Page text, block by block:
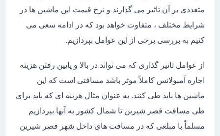
متعددی بر آن تاثیر می گذارند و نرخ قیمت این ماشین ها در
شرایط مختلف ، متفاوت خواهد بود که در ادامه سعی می
کنیم به بررسی برخی از این عوامل بپردازیم.
از عوامل تاثیر گذاری که می تواند در بالا و پایین رفتن هزینه
اجاره آمبولانس کاملاً موثر باشد مسافتی است که این
ماشین ها باید طی کنند. به عنوان مثال هزینه ای که باید برای
طی مسافت قصر شیرین تا شمال کشور به آنها بپردازیم
مسلماً با مبلغی که در مسافت های داخل شهر قصر شیرین